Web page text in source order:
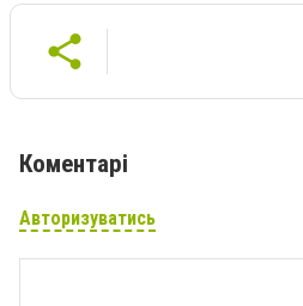
Коментарі
Авторизуватись